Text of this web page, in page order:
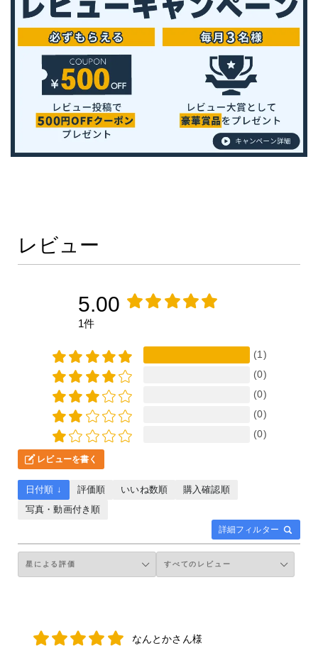
レビュー
5.00
1件
(1)
(0)
(0)
(0)
(0)
レビューを書く
詳細フィルター
日付順 ↓ 評価順 いいね数順
購入確認順
写真・動画付き順
なんとかさん様